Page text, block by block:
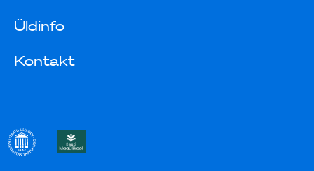
Üldinfo
Kontakt